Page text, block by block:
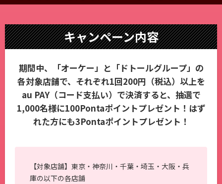
キャンペーン内容
期間中、「オーケー」と「ドトールグループ」の
各対象店舗で、 それぞれ1回200円（税込）以上を
au PAY（コード支払い）で決済すると、 抽選で
1,000名様に100Pontaポイントプレゼント！ はず
れた方にも3Pontaポイントプレゼント！
【対象店舗】東京・神奈川・千葉・埼玉・大阪・兵
庫の以下の各店舗